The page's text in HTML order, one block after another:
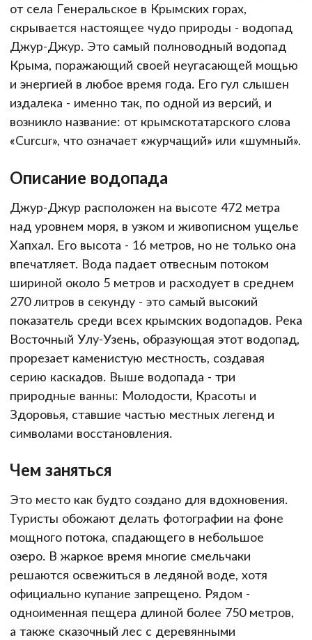
от села Генеральское в Крымских горах,
скрывается настоящее чудо природы - водопад
Джур-Джур. Это самый полноводный водопад
Крыма, поражающий своей неугасающей мощью
и энергией в любое время года. Его гул слышен
издалека - именно так, по одной из версий, и
возникло название: от крымскотатарского слова
«Curcur», что означает «журчащий» или «шумный».
Описание водопада
Джур-Джур расположен на высоте 472 метра
над уровнем моря, в узком и живописном ущелье
Хапхал. Его высота - 16 метров, но не только она
впечатляет. Вода падает отвесным потоком
шириной около 5 метров и расходует в среднем
270 литров в секунду - это самый высокий
показатель среди всех крымских водопадов. Река
Восточный Улу-Узень, образующая этот водопад,
прорезает каменистую местность, создавая
серию каскадов. Выше водопада - три
природные ванны: Молодости, Красоты и
Здоровья, ставшие частью местных легенд и
символами восстановления.
Чем заняться
Это место как будто создано для вдохновения.
Туристы обожают делать фотографии на фоне
мощного потока, спадающего в небольшое
озеро. В жаркое время многие смельчаки
решаются освежиться в ледяной воде, хотя
официально купание запрещено. Рядом -
одноименная пещера длиной более 750 метров,
а также сказочный лес с деревянными